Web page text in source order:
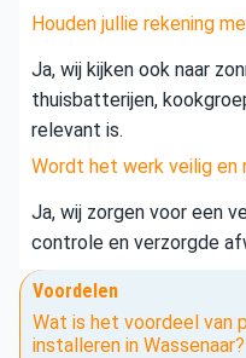
Houden jullie rekening
Ja, wij kijken ook naar
thuisbatterijen,
relevant is.
Wordt het werk veilig en
Ja, wij zorgen voor een
controle en verzorgde
Voordelen
Wat is het voordeel van
installeren in Wassenaar?